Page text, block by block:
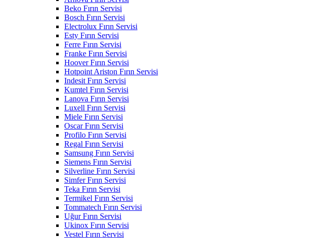
Beko Fırın Servisi
Bosch Fırın Servisi
Electrolux Fırın Servisi
Esty Fırın Servisi
Ferre Fırın Servisi
Franke Fırın Servisi
Hoover Fırın Servisi
Hotpoint Ariston Fırın Servisi
Indesit Fırın Servisi
Kumtel Fırın Servisi
Lanova Fırın Servisi
Luxell Fırın Servisi
Miele Fırın Servisi
Oscar Fırın Servisi
Profilo Fırın Servisi
Regal Fırın Servisi
Samsung Fırın Servisi
Siemens Fırın Servisi
Silverline Fırın Servisi
Simfer Fırın Servisi
Teka Fırın Servisi
Termikel Fırın Servisi
Tommatech Fırın Servisi
Uğur Fırın Servisi
Ukinox Fırın Servisi
Vestel Fırın Servisi